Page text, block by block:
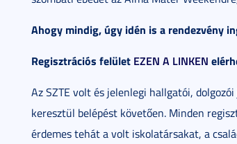
Ahogy mindig, úgy idén is a rendezvény
Regisztrációs felület EZEN A LINKEN
Az SZTE volt és jelenlegi hallgatói,
keresztül belépést követően. Minden
érdemes tehát a volt iskolatársakat, a